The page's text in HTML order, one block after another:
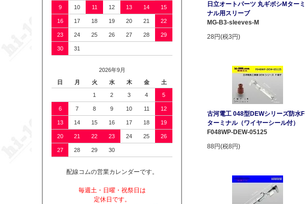
日立オートパーツ 丸ギボシMターミ
ナル用スリーブ
MG-B3-sleeves-M
28円(税3円)
古河電工 048型DEWシリーズ防水F
ターミナル（ワイヤーシール付）
F048WP-DEW-05125
88円(税8円)
9 10 11 12 13 14 15
16 17 18 19 20 21 22
23 24 25 26 27 28 29
30 31
2026年9月
日
月 火 水 木 金 土
1 2 3 4 5
6 7 8 9 10 11 12
13 14 15 16 17 18 19
20 21 22 23 24 25 26
27 28 29 30
配線コムの営業カレンダーです。
毎週土・日曜・祝祭日は
定休日です。